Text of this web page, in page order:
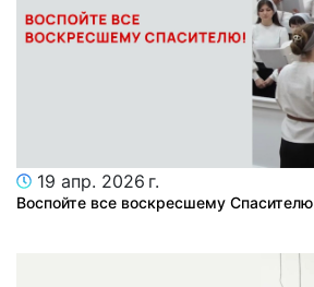
19 апр. 2026 г.
Воспойте все воскресшему Спасителю